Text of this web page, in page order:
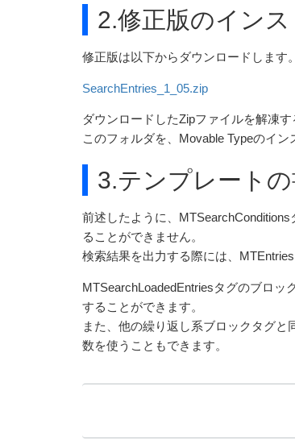
2.修正版のイン
修正版は以下からダウンロードします。
SearchEntries_1_05.zip
ダウンロードしたZipファイルを解凍
このフォルダを、Movable Typeのイ
3.テンプレートの
前述したように、
ることができません。
検索結果を出力する際には、
MTSearchLoadedEntriesタグのブロ
することができます。
また、他の繰り返し系ブロックタグと
数を使うこともできます。